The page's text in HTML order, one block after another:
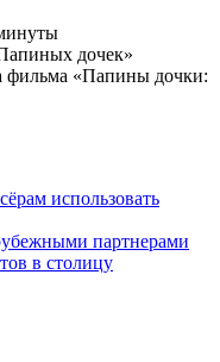
дочек»
фильма «Папины дочки:
использовать
партнерами
в столицу